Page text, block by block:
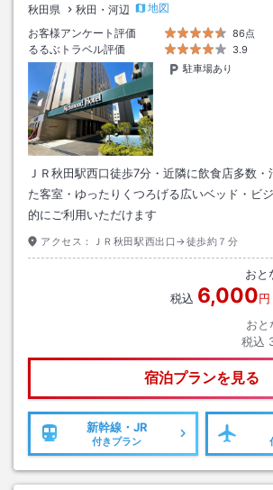
秋田県 秋田・河辺
地図
お客様アンケート評価
86点
るるぶトラベル評価
3.9
駐車場あり
ＪＲ秋田駅西口徒歩7分・近隣に飲食店多数
た客室・ゆったりくつろげる広いベッド・ビ
的にご利用いただけます
アクセス： ＪＲ秋田駅西出口→徒歩約７分
おと
税込 6,000円
おと
税込
宿泊プランを見る
新幹線・JR
付きプラン